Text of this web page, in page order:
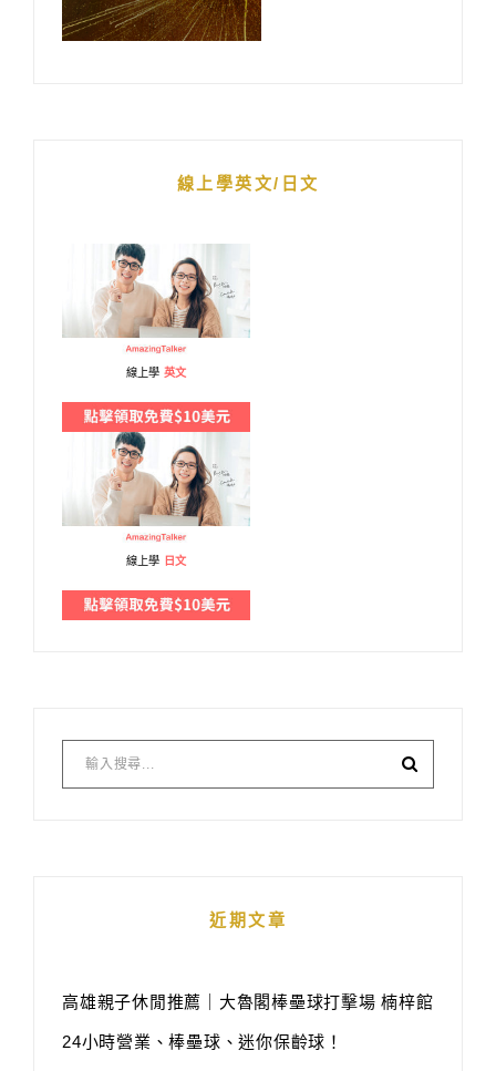
線上學英文/日文
線上學 英文
線上學 日文
近期文章
高雄親子休閒推薦｜大魯閣棒壘球打擊場 楠梓館
24小時營業、棒壘球、迷你保齡球！